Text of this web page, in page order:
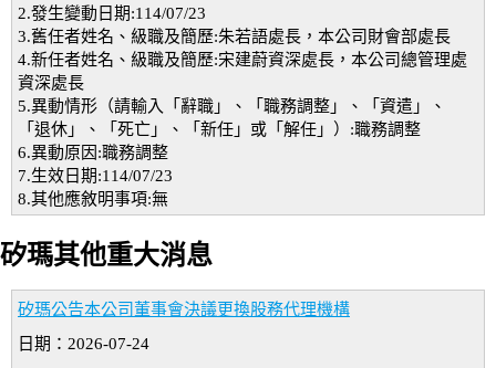
2.發生變動日期:114/07/23
3.舊任者姓名、級職及簡歷:朱若語處長，本公司財會部處長
4.新任者姓名、級職及簡歷:宋建蔚資深處長，本公司總管理處
資深處長
5.異動情形（請輸入「辭職」、「職務調整」、「資遣」、
「退休」、「死亡」、「新任」或「解任」）:職務調整
6.異動原因:職務調整
7.生效日期:114/07/23
8.其他應敘明事項:無
矽瑪其他重大消息
矽瑪公告本公司董事會決議更換股務代理機構
日期：2026-07-24